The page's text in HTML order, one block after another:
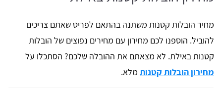
מחיר הובלות קטנות משתנה בהתאם לפריט שאתם צריכים
להוביל. הוספנו לכם מחירון עם מחירים נפוצים של הובלות
קטנות באילת. לא מצאתם את ההובלה שלכם? הסתכלו על
מחירון הובלות קטנות מלא.